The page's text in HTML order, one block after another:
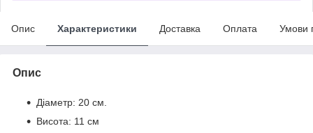
Опис Характеристики Доставка Оплата Умови
Опис
Діаметр: 20 см.
Висота: 11 см